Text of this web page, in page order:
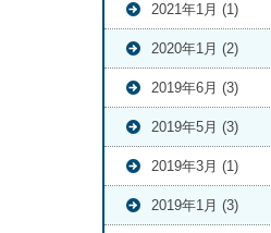
2021年1月 (1)
2020年1月 (2)
2019年6月 (3)
2019年5月 (3)
2019年3月 (1)
2019年1月 (3)